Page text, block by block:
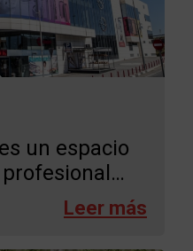
un espacio